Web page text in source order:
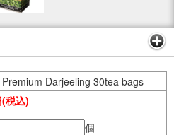
Darjeeling 30tea bags
税込)
個